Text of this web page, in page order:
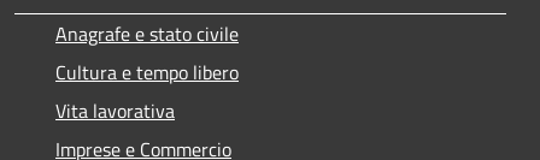
Anagrafe e stato civile
Cultura e tempo libero
Vita lavorativa
Imprese e Commercio